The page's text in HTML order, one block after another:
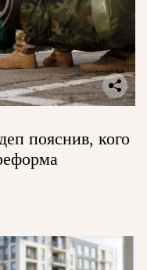
пояснив, кого